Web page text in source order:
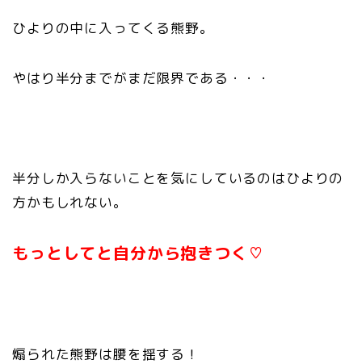
ひよりの中に入ってくる熊野。
やはり半分までがまだ限界である・・・
半分しか入らないことを気にしているのはひよりの
方かもしれない。
もっとしてと自分から抱きつく♡
煽られた熊野は腰を揺する！